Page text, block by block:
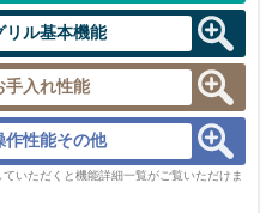
リル基本機能
手入れ性能
作性能その他
いただくと機能詳細一覧がご覧いただけま